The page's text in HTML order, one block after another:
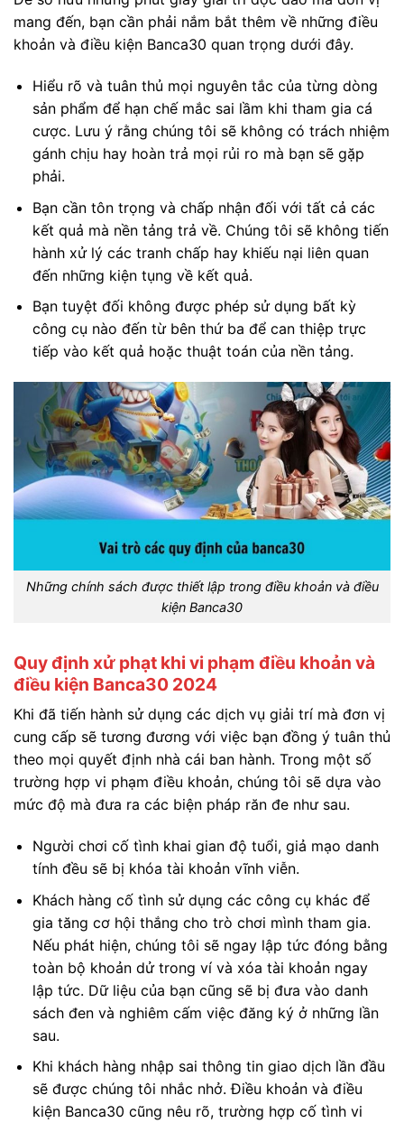
mang đến, bạn cần phải nắm bắt thêm về những điều
khoản và điều kiện Banca30 quan trọng dưới đây.
Hiểu rõ và tuân thủ mọi nguyên tắc của từng dòng
sản phẩm để hạn chế mắc sai lầm khi tham gia cá
cược. Lưu ý rằng chúng tôi sẽ không có trách nhiệm
gánh chịu hay hoàn trả mọi rủi ro mà bạn sẽ gặp
phải.
Bạn cần tôn trọng và chấp nhận đối với tất cả các
kết quả mà nền tảng trả về. Chúng tôi sẽ không tiến
hành xử lý các tranh chấp hay khiếu nại liên quan
đến những kiện tụng về kết quả.
Bạn tuyệt đối không được phép sử dụng bất kỳ
công cụ nào đến từ bên thứ ba để can thiệp trực
tiếp vào kết quả hoặc thuật toán của nền tảng.
Những chính sách được thiết lập trong điều khoản và điều
kiện Banca30
Quy định xử phạt khi vi phạm điều khoản và
điều kiện Banca30 2024
Khi đã tiến hành sử dụng các dịch vụ giải trí mà đơn vị
cung cấp sẽ tương đương với việc bạn đồng ý tuân thủ
theo mọi quyết định nhà cái ban hành. Trong một số
trường hợp vi phạm điều khoản, chúng tôi sẽ dựa vào
mức độ mà đưa ra các biện pháp răn đe như sau.
Người chơi cố tình khai gian độ tuổi, giả mạo danh
tính đều sẽ bị khóa tài khoản vĩnh viễn.
Khách hàng cố tình sử dụng các công cụ khác để
gia tăng cơ hội thắng cho trò chơi mình tham gia.
Nếu phát hiện, chúng tôi sẽ ngay lập tức đóng bằng
toàn bộ khoản dử trong ví và xóa tài khoản ngay
lập tức. Dữ liệu của bạn cũng sẽ bị đưa vào danh
sách đen và nghiêm cấm việc đăng ký ở những lần
sau.
Khi khách hàng nhập sai thông tin giao dịch lần đầu
sẽ được chúng tôi nhắc nhở. Điều khoản và điều
kiện Banca30 cũng nêu rõ, trường hợp cố tình vi